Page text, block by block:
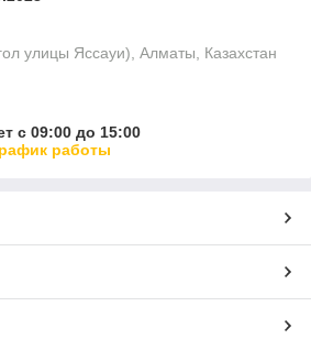
улицы Яссауи), Алматы, Казахстан
с 09:00 до 15:00
работы